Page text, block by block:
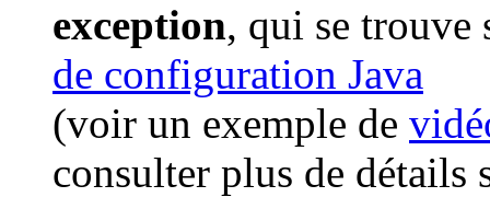
exception, qui se
de configuration Java
(voir un exemple de
consulter plus de détails